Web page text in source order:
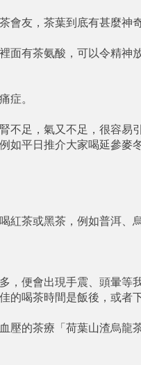
會友，茶葉到底有甚麼神
有茶氨酸，可以令精神
症。
足，氣又不足，很容易
如平日推介大家喝延參麥
茶或黑茶，例如普洱、
便會出現手震、頭暈等
喝茶時間是飯後，或者
的茶療「荷葉山渣烏龍